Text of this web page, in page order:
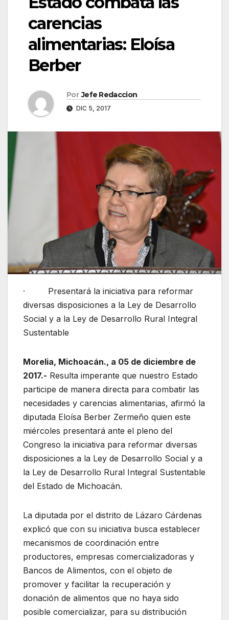
carencias
alimentarias: Eloísa
Berber
Por Jefe Redaccion
DIC 5, 2017
· Presentará la iniciativa para reformar
diversas disposiciones a la Ley de Desarrollo
Social y a la Ley de Desarrollo Rural Integral
Sustentable
Morelia, Michoacán., a 05 de diciembre de
2017.- Resulta imperante que nuestro Estado
participe de manera directa para combatir las
necesidades y carencias alimentarias, afirmó la
diputada Eloísa Berber Zermeño quien este
miércoles presentará ante el pleno del
Congreso la iniciativa para reformar diversas
disposiciones a la Ley de Desarrollo Social y a
la Ley de Desarrollo Rural Integral Sustentable
del Estado de Michoacán.
La diputada por el distrito de Lázaro Cárdenas
explicó que con su iniciativa busca establecer
mecanismos de coordinación entre
productores, empresas comercializadoras y
Bancos de Alimentos, con el objeto de
promover y facilitar la recuperación y
donación de alimentos que no haya sido
posible comercializar, para su distribución